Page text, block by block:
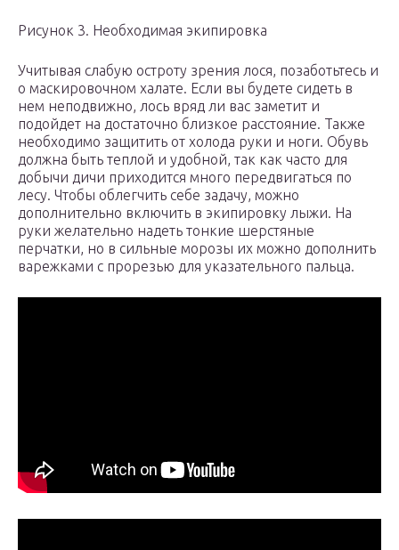
Рисунок 3. Необходимая экипировка
Учитывая слабую остроту зрения лося, позаботьтесь и
о маскировочном халате. Если вы будете сидеть в
нем неподвижно, лось вряд ли вас заметит и
подойдет на достаточно близкое расстояние. Также
необходимо защитить от холода руки и ноги. Обувь
должна быть теплой и удобной, так как часто для
добычи дичи приходится много передвигаться по
лесу. Чтобы облегчить себе задачу, можно
дополнительно включить в экипировку лыжи. На
руки желательно надеть тонкие шерстяные
перчатки, но в сильные морозы их можно дополнить
варежками с прорезью для указательного пальца.